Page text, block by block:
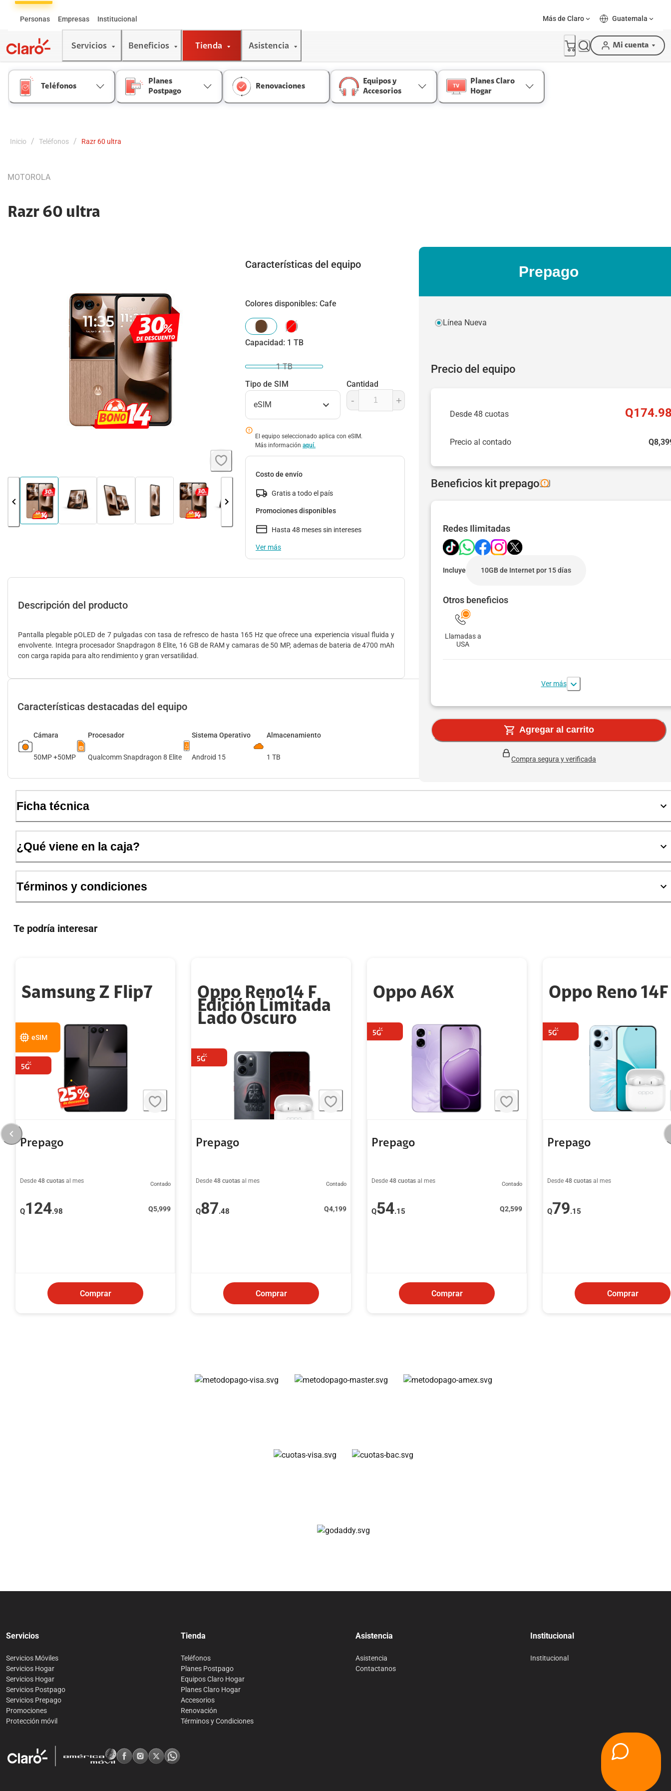
Personas Empresas Institucional Más de Claro Guatemala
Servicios Beneficios Tienda Asistencia Mi cuenta
Teléfonos
Planes
Postpago
Renovaciones
Equipos y
Accesorios
Planes Claro
Hogar
Inicio / Teléfonos / Razr 60 ultra
MOTOROLA
Razr 60 ultra
Características del equipo
Colores disponibles: Cafe
Capacidad: 1 TB
1 TB
Tipo de SIM
eSIM
Cantidad
- +
El equipo seleccionado aplica con eSIM.
Más información aquí.
Costo de envío
Gratis a todo el país
Promociones disponibles
Hasta 48 meses sin intereses
Ver más
Descripción del producto
Pantalla plegable pOLED de 7 pulgadas con tasa de refresco de hasta 165 Hz que ofrece una experiencia visual fluida y
envolvente. Integra procesador Snapdragon 8 Elite, 16 GB de RAM y camaras de 50 MP, ademas de bateria de 4700 mAh
con carga rapida para alto rendimiento y gran versatilidad.
Características destacadas del equipo
Cámara
50MP +50MP
Procesador
Qualcomm Snapdragon 8 Elite
Sistema Operativo
Android 15
Almacenamiento
1 TB
Prepago
Línea Nueva
Precio del equipo
Desde 48 cuotas Q174
Precio al contado Q
Beneficios kit prepago
Redes Ilimitadas
Incluye 10GB de Internet por 15 días
Otros beneficios
Llamadas a
USA
Ver más
Agregar al carrito
Compra segura y verificada
Ficha técnica
¿Qué viene en la caja?
Términos y condiciones
Te podría interesar
Samsung Z Flip7
eSIM
Prepago
Desde 48 cuotas al mes
Q124.98
Contado
Q5,999
Comprar
Oppo Reno14 F
Edición Limitada
Lado Oscuro
Prepago
Desde 48 cuotas al mes
Q87.48
Contado
Q4,199
Comprar
Oppo A6X
Prepago
Desde 48 cuotas al mes
Q54.15
Contado
Q2,599
Comprar
Oppo Reno 14F
Prepago
Desde 48 cuotas al mes
Q79.15
Comprar
Servicios
Servicios Móviles
Servicios Hogar
Servicios Hogar
Servicios Postpago
Servicios Prepago
Promociones
Protección móvil
Tienda
Teléfonos
Planes Postpago
Equipos Claro Hogar
Planes Claro Hogar
Accesorios
Renovación
Términos y Condiciones
Asistencia
Asistencia
Contactanos
Institucional
Institucional